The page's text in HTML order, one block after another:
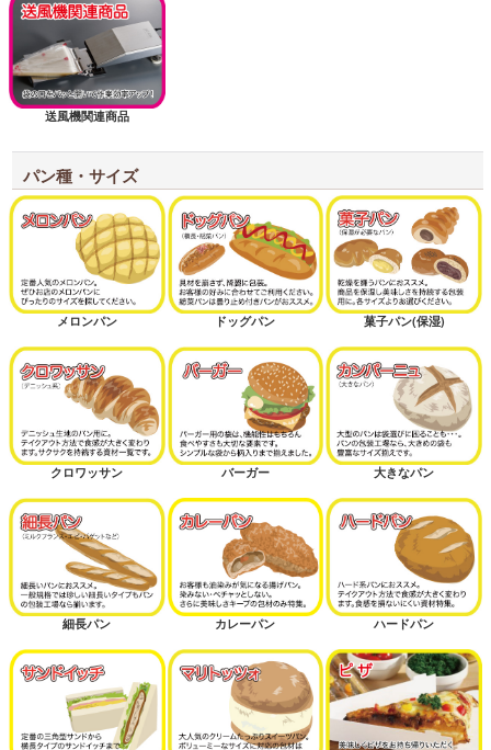
送風機関連商品
パン種・サイズ
メロンパン ドッグパン 菓子パン(保湿)
クロワッサン バーガー 大きなパン
細長パン カレーパン ハードパン